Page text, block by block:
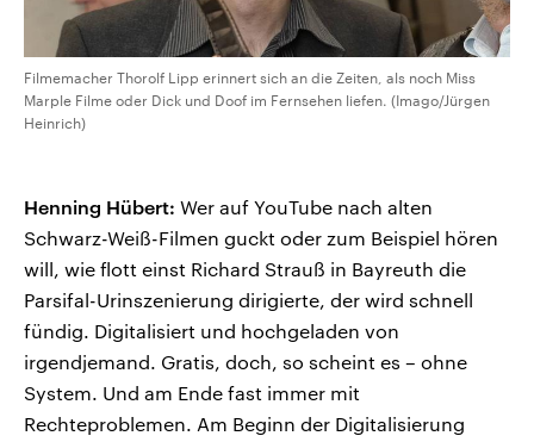
Filmemacher Thorolf Lipp erinnert sich an die Zeiten, als noch Miss
Marple Filme oder Dick und Doof im Fernsehen liefen. (Imago/Jürgen
Heinrich)
Henning Hübert: Wer auf YouTube nach alten
Schwarz-Weiß-Filmen guckt oder zum Beispiel hören
will, wie flott einst Richard Strauß in Bayreuth die
Parsifal-Urinszenierung dirigierte, der wird schnell
fündig. Digitalisiert und hochgeladen von
irgendjemand. Gratis, doch, so scheint es – ohne
System. Und am Ende fast immer mit
Rechteproblemen. Am Beginn der Digitalisierung